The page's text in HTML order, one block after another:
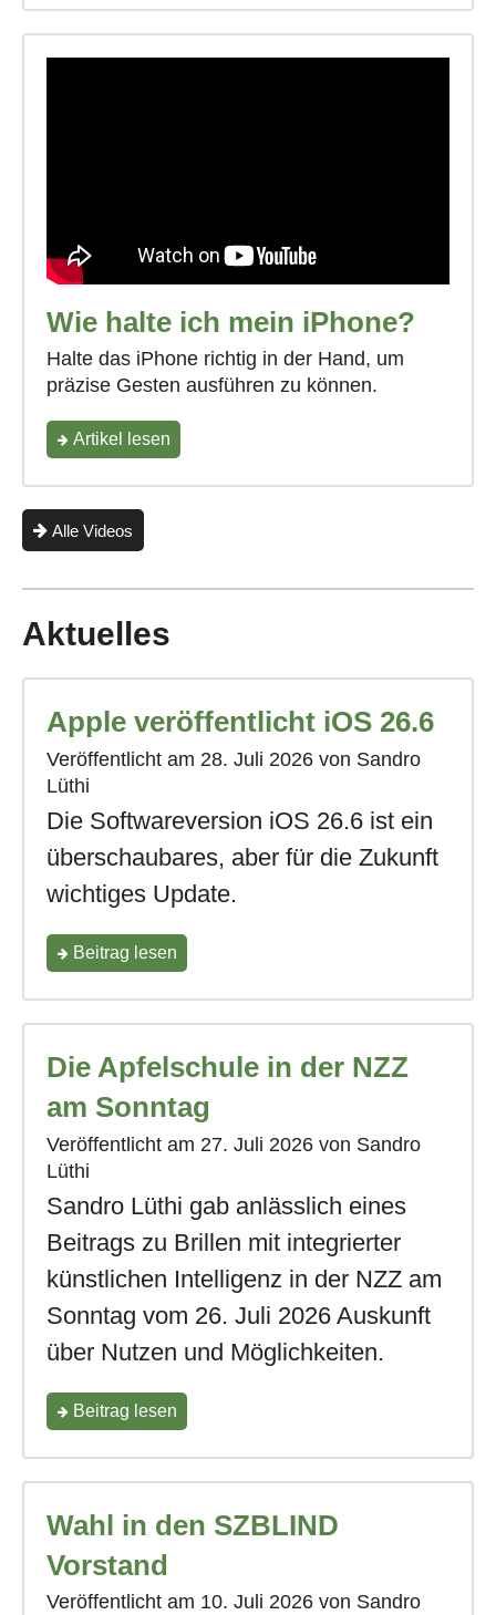
Wie halte ich mein iPhone?
Halte das iPhone richtig in der Hand, um
präzise Gesten ausführen zu können.
Artikel lesen"Wie
iPhone?"
Alle Videos
Aktuelles
Apple veröffentlicht iOS 26.6
Veröffentlicht am 28. Juli 2026 von Sandro
Lüthi
Die Softwareversion iOS 26.6 ist ein
überschaubares, aber für die Zukunft
wichtiges Update.
Beitrag"Apple
iOS
26.6"
lesen
Die Apfelschule in der NZZ
am Sonntag
Veröffentlicht am 27. Juli 2026 von Sandro
Lüthi
Sandro Lüthi gab anlässlich eines
Beitrags zu Brillen mit integrierter
künstlichen Intelligenz in der NZZ am
Sonntag vom 26. Juli 2026 Auskunft
über Nutzen und Möglichkeiten.
Beitrag"Die
in
der
NZZ
am
lesen
Wahl in den SZBLIND
Vorstand
Veröffentlicht am 10. Juli 2026 von Sandro